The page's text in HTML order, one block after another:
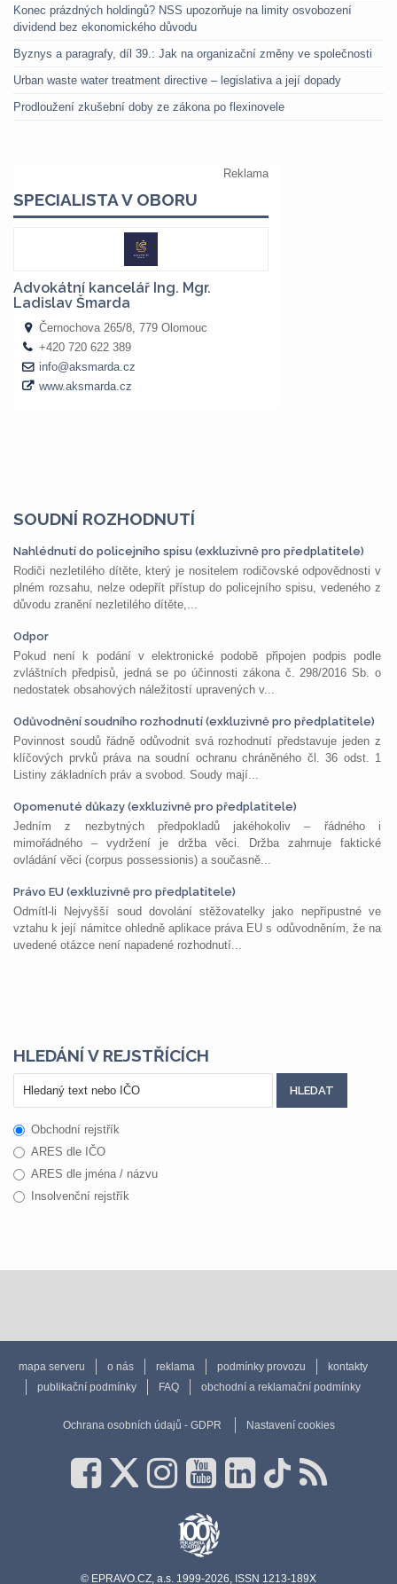
Konec prázdných holdingů? NSS upozorňuje na limity osvobození
dividend bez ekonomického důvodu
Byznys a paragrafy, díl 39.: Jak na organizační změny ve společnosti
Urban waste water treatment directive – legislativa a její dopady
Prodloužení zkušební doby ze zákona po flexinovele
SOUDNÍ ROZHODNUTÍ
Nahlédnutí do policejního spisu (exkluzivně pro předplatitele)
Rodiči nezletilého dítěte, který je nositelem rodičovské odpovědnosti v
plném rozsahu, nelze odepřít přístup do policejního spisu, vedeného z
důvodu zranění nezletilého dítěte,...
Odpor
Pokud není k podání v elektronické podobě připojen podpis podle
zvláštních předpisů, jedná se po účinnosti zákona č. 298/2016 Sb. o
nedostatek obsahových náležitostí upravených v...
Odůvodnění soudního rozhodnutí (exkluzivně pro předplatitele)
Povinnost soudů řádně odůvodnit svá rozhodnutí představuje jeden z
klíčových prvků práva na soudní ochranu chráněného čl. 36 odst. 1
Listiny základních práv a svobod. Soudy mají...
Opomenuté důkazy (exkluzivně pro předplatitele)
Jedním z nezbytných předpokladů jakéhokoliv – řádného i
mimořádného – vydržení je držba věci. Držba zahrnuje faktické
ovládání věci (corpus possessionis) a současně...
Právo EU (exkluzivně pro předplatitele)
Odmítl-li Nejvyšší soud dovolání stěžovatelky jako nepřípustné ve
vztahu k její námitce ohledně aplikace práva EU s odůvodněním, že na
uvedené otázce není napadené rozhodnutí...
HLEDÁNÍ V REJSTŘÍCÍCH
Obchodní rejstřík
ARES dle IČO
ARES dle jména / názvu
Insolvenční rejstřík
mapa serveru o nás reklama podmínky provozu
kontakty
publikační podmínky
FAQ obchodní a reklamační podmínky
Ochrana osobních údajů - GDPR Nastavení cookies
© EPRAVO.CZ, a.s. 1999-2026, ISSN 1213-189X